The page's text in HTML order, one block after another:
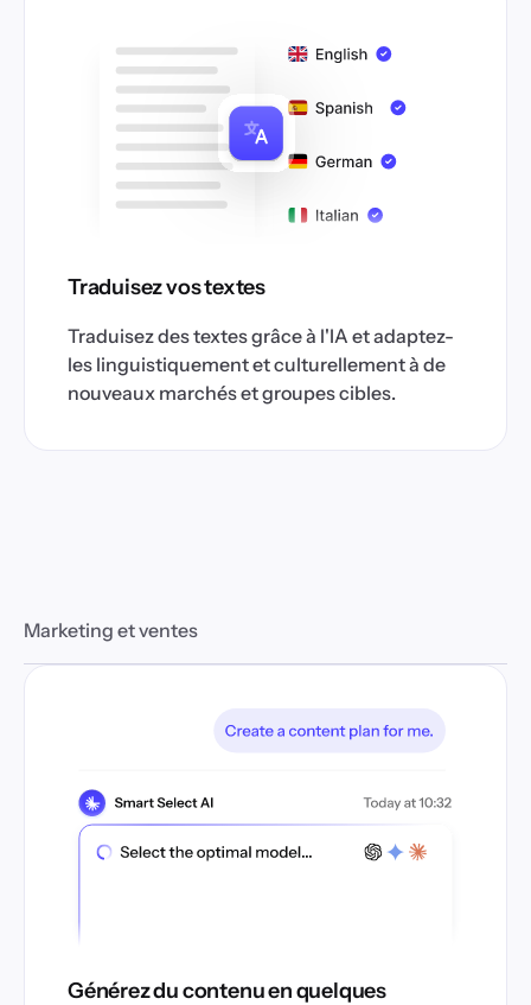
Traduisez vos textes
Traduisez des textes grâce à l'IA et adaptez-
les linguistiquement et culturellement à de
nouveaux marchés et groupes cibles.
Marketing et ventes
Générez du contenu en quelques